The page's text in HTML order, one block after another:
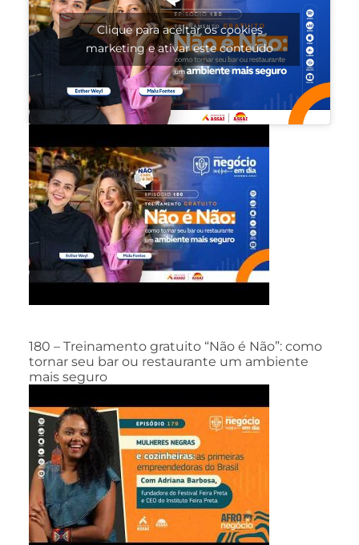
Clique para aceitar os cookies
marketing e ativar este conteúdo
180 – Treinamento gratuito “Não é Não”: como
tornar seu bar ou restaurante um ambiente
mais seguro